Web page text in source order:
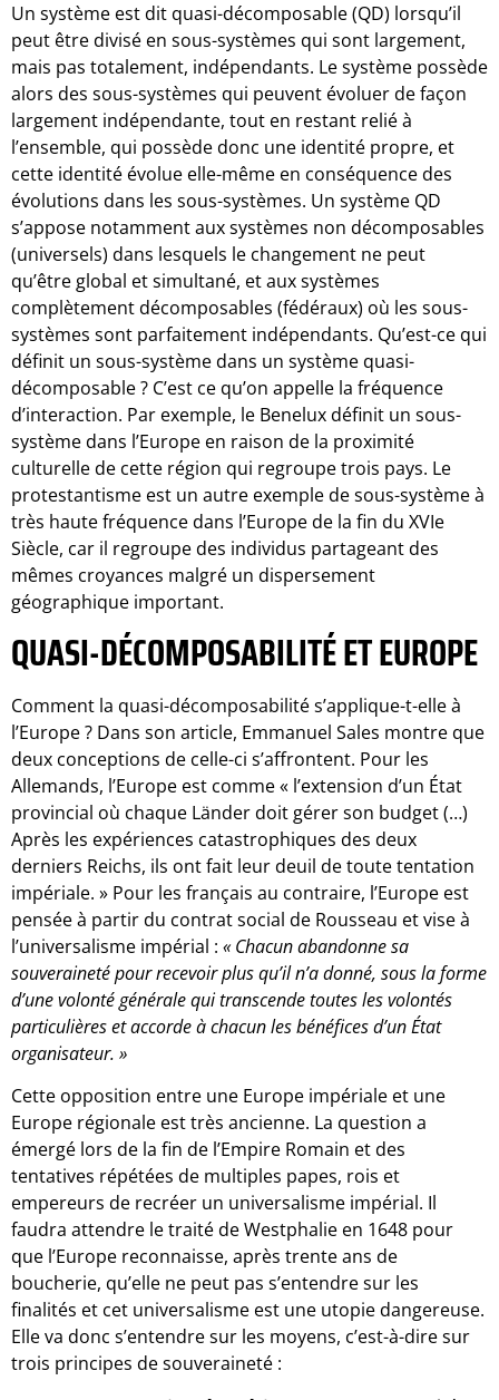
Un système est dit quasi-décomposable (QD) lorsqu’il
peut être divisé en sous-systèmes qui sont largement,
mais pas totalement, indépendants. Le système possède
alors des sous-systèmes qui peuvent évoluer de façon
largement indépendante, tout en restant relié à
l’ensemble, qui possède donc une identité propre, et
cette identité évolue elle-même en conséquence des
évolutions dans les sous-systèmes. Un système QD
s’appose notamment aux systèmes non décomposables
(universels) dans lesquels le changement ne peut
qu’être global et simultané, et aux systèmes
complètement décomposables (fédéraux) où les sous-
systèmes sont parfaitement indépendants. Qu’est-ce qui
définit un sous-système dans un système quasi-
décomposable ? C’est ce qu’on appelle la fréquence
d’interaction. Par exemple, le Benelux définit un sous-
système dans l’Europe en raison de la proximité
culturelle de cette région qui regroupe trois pays. Le
protestantisme est un autre exemple de sous-système à
très haute fréquence dans l’Europe de la fin du XVIe
Siècle, car il regroupe des individus partageant des
mêmes croyances malgré un dispersement
géographique important.
QUASI-DÉCOMPOSABILITÉ ET EUROPE
Comment la quasi-décomposabilité s’applique-t-elle à
l’Europe ? Dans son article, Emmanuel Sales montre que
deux conceptions de celle-ci s’affrontent. Pour les
Allemands, l’Europe est comme « l’extension d’un État
provincial où chaque Länder doit gérer son budget (…)
Après les expériences catastrophiques des deux
derniers Reichs, ils ont fait leur deuil de toute tentation
impériale. » Pour les français au contraire, l’Europe est
pensée à partir du contrat social de Rousseau et vise à
l’universalisme impérial : « Chacun abandonne sa
souveraineté pour recevoir plus qu’il n’a donné, sous la forme
d’une volonté générale qui transcende toutes les volontés
particulières et accorde à chacun les bénéfices d’un État
organisateur. »
Cette opposition entre une Europe impériale et une
Europe régionale est très ancienne. La question a
émergé lors de la fin de l’Empire Romain et des
tentatives répétées de multiples papes, rois et
empereurs de recréer un universalisme impérial. Il
faudra attendre le traité de Westphalie en 1648 pour
que l’Europe reconnaisse, après trente ans de
boucherie, qu’elle ne peut pas s’entendre sur les
finalités et cet universalisme est une utopie dangereuse.
Elle va donc s’entendre sur les moyens, c’est-à-dire sur
trois principes de souveraineté :